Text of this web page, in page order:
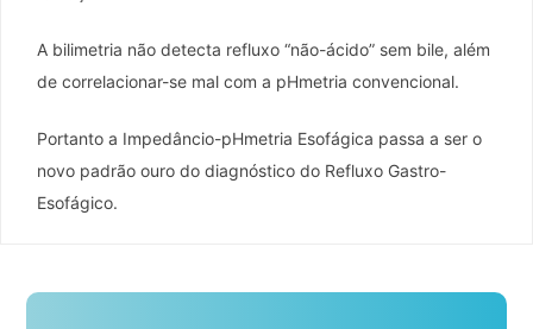
A bilimetria não detecta refluxo “não-ácido” sem bile, além
de correlacionar-se mal com a pHmetria convencional.
Portanto a Impedâncio-pHmetria Esofágica passa a ser o
novo padrão ouro do diagnóstico do Refluxo Gastro-
Esofágico.